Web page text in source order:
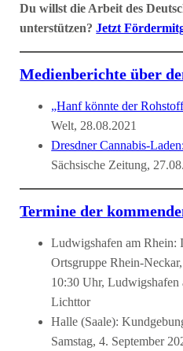
Du willst die Arbeit des
unterstützen?Jetzt
Medienberichte über
„Hanf könnte der
Welt, 28.08.2021
Dresdner Cannabis-
Sächsische Zeitung,
Termine der
Ludwigshafen am Rhein:
Ortsgruppe Rhein-
10:30 Uhr, Ludwigshafen
Lichttor
Halle (Saale):
Samstag, 4. September